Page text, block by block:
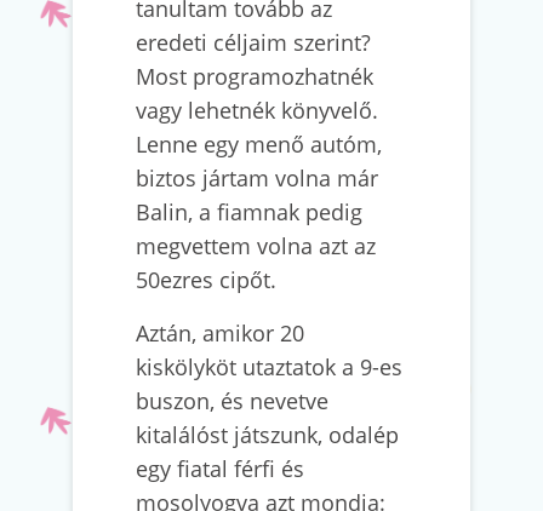
tanultam tovább az
eredeti céljaim szerint?
Most programozhatnék
vagy lehetnék könyvelő.
Lenne egy menő autóm,
biztos jártam volna már
Balin, a fiamnak pedig
megvettem volna azt az
50ezres cipőt.
Aztán, amikor 20
kiskölyköt utaztatok a 9-es
buszon, és nevetve
kitalálóst játszunk, odalép
egy fiatal férfi és
mosolyogva azt mondja: